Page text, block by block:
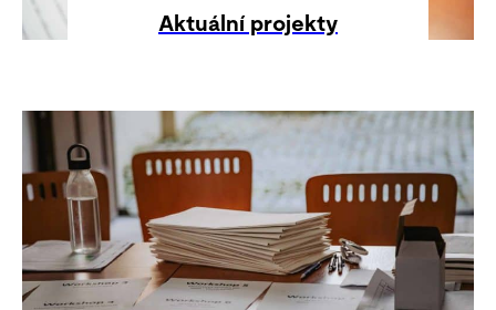
Aktuální projekty